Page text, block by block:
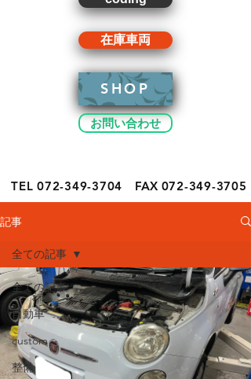
在庫車両
SHOP
お問い合わせ
TEL 072-349-3704 FAX 072-349-3705
記事
全ての記事
自動車
custom
整備
全ての記事